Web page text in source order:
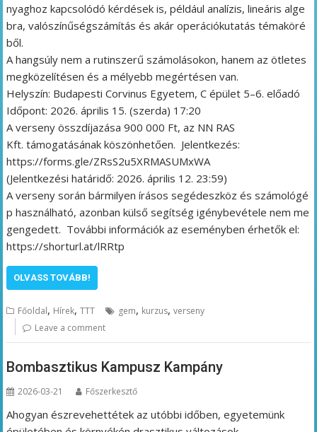
nyaghoz kapcsolódó kérdések is, például analízis, lineáris alge
bra, valószínűségszámítás és akár operációkutatás témaköré
ből.
A hangsúly nem a rutinszerű számolásokon, hanem az ötletes
megközelítésen és a mélyebb megértésen van.
Helyszín: Budapesti Corvinus Egyetem, C épület 5–6. előadó
Időpont: 2026. április 15. (szerda) 17:20
A verseny összdíjazása 900 000 Ft, az NN RAS
Kft. támogatásának köszönhetően. Jelentkezés:
https://forms.gle/ZRsS2u5XRMASUMxWA
(Jelentkezési határidő: 2026. április 12. 23:59)
A verseny során bármilyen írásos segédeszköz és számológé
p használható, azonban külső segítség igénybevétele nem me
gengedett. További információk az eseményben érhetők el:
https://shorturl.at/lRRtp
OLVASS TOVÁBB!
Főoldal, Hírek,TTT gem, kurzus,verseny
Leave a comment
Bombasztikus Kampusz Kampány
2026-03-21 Főszerkesztő
Ahogyan észrevehettétek az utóbbi időben, egyetemünk